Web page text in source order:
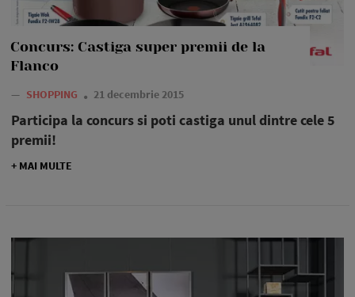
Concurs: Castiga super premii de la
Flanco
— SHOPPING 21 decembrie 2015
Participa la concurs si poti castiga unul dintre cele 5
premii!
+ MAI MULTE